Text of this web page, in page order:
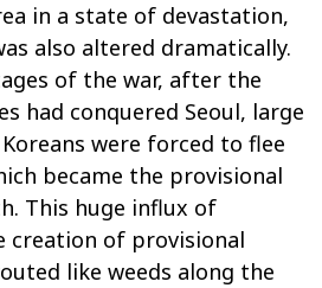
in a state of devastation,
also altered dramatically.
of the war, after the
had conquered Seoul, large
were forced to flee
became the provisional
This huge influx of
creation of provisional
like weeds along the